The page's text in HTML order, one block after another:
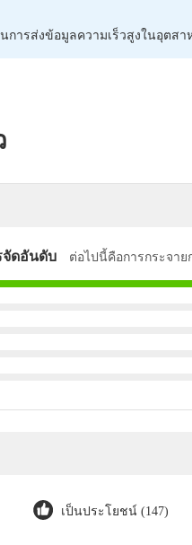
การส่งข้อมูลความเร็วสูงในอุตสา
จัดอันดับ
ต่อไปนี้คือการกระจา
เป็นประโยชน์ (147)